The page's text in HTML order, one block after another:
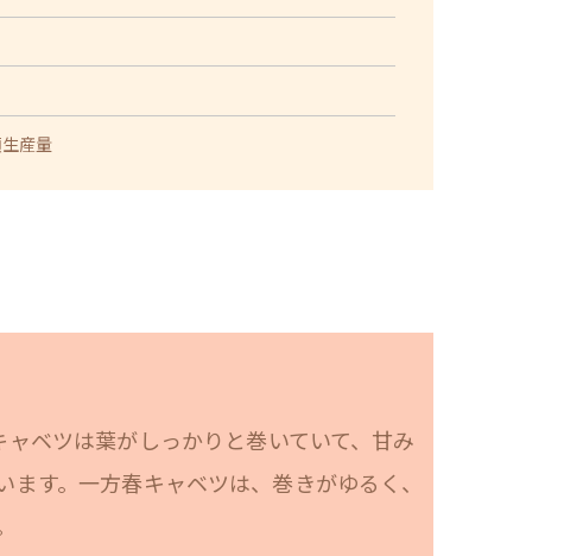
産量
ベツは葉がしっかりと巻いていて、甘み
す。一方春キャベツは、巻きがゆるく、